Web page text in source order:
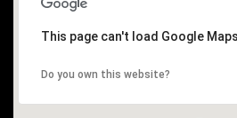
This page can't load Google
Do you own this website?